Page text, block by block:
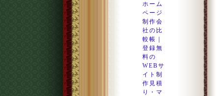
ホーム
ページ
制作会
社の比
較帳｜
登録無
料の
WEBサ
イト制
作見積
り・マ